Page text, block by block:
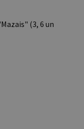
(3, 6 un